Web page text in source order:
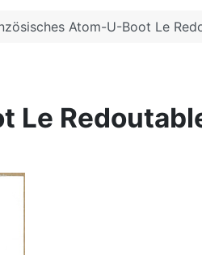
Atom-U-Boot Le
Le